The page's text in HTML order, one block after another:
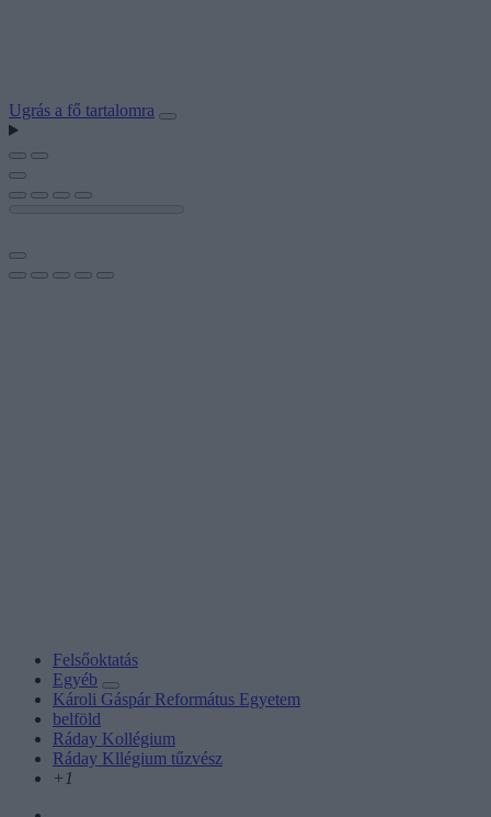
Ugrás a fő tartalomra
Felsőoktatás
Egyéb
Károli Gáspár Református Egyetem
belföld
Ráday Kollégium
Ráday Kllégium tűzvész
+1